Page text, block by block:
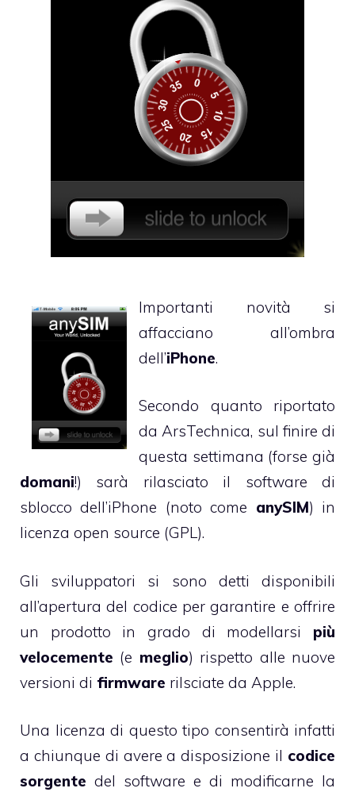
Importanti novità si
affacciano all’ombra
dell’iPhone.
Secondo quanto riportato
daArsTechnica, sul finire di
questa settimana (forse già
domani!) sarà rilasciato il software di
sblocco dell’iPhone (noto come anySIM) in
licenza open source (GPL).
Gli sviluppatori si sono detti disponibili
all’apertura del codice per garantire e offrire
un prodotto in grado di modellarsi più
velocemente (e meglio) rispetto alle nuove
versioni di firmware rilsciate da Apple.
Una licenza di questo tipo consentirà infatti
a chiunque di avere a disposizione il codice
sorgente del software e di modificarne la